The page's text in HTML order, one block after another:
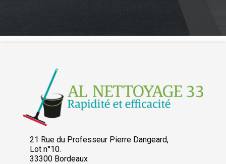
21 Rue du Professeur Pierre Dangeard,
Lot n°10.
33300 Bordeaux